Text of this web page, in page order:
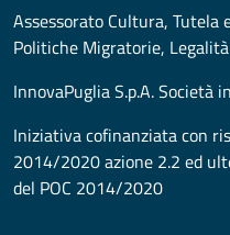
Assessorato Cultura, Tutela
Politiche Migratorie,
InnovaPuglia S.p.A. Società
Iniziativa cofinanziata con
2014/2020 azione 2.2 ed
del POC 2014/2020